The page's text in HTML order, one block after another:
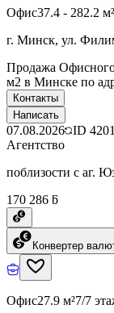
Офис37.4 - 282.2 м²
г. Минск, ул.
Продажа
м2 в Минске по
Контакты
Написать
07.08.2026 ID
Агентство
поблизости с аг.
170 286 ƃ
Конвертер
Офис27.9 м²7/7